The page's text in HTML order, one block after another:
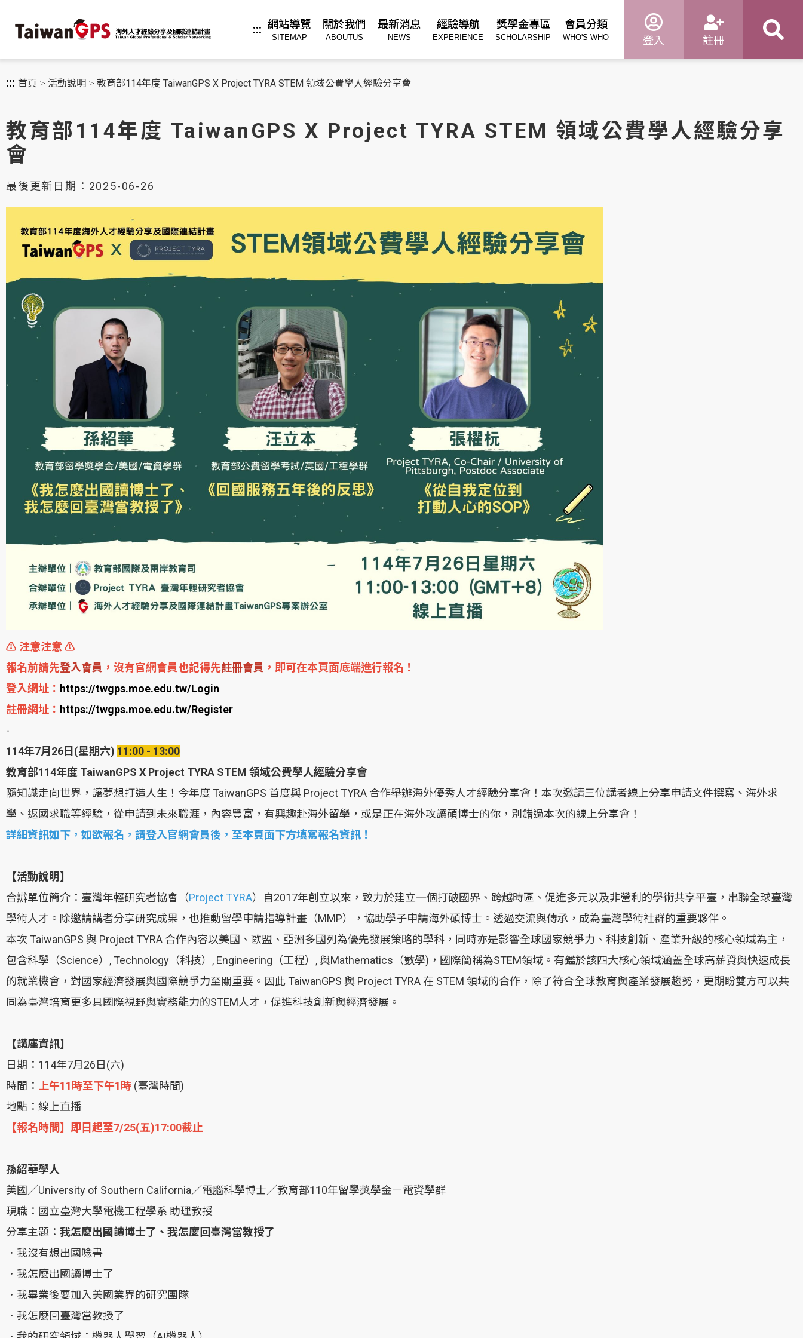
容
::: 網站導覽
SITEMAP
關於我們
ABOUTUS
最新消息
NEWS
經驗導航
EXPERIENCE
獎學金專區
SCHOLARSHIP
會員分類
WHO'S WHO 登入 註冊
::: 首頁 活動說明 教育部114年度 TaiwanGPS X Project TYRA STEM 領域公費學人經驗分享會
教育部114年度 TaiwanGPS X Project TYRA STEM 領域公費學人經驗分享
會
最後更新日期：2025-06-26
⚠️ 注意注意 ⚠️
報名前請先登入會員 ，沒有官網會員也記得先註冊會員 ，即可在本頁面底端進行報名！
登入網址： https://twgps.moe.edu.tw/Login
註冊網址： https://twgps.moe.edu.tw/Register
-
114年7月26日(星期六) 11:00 - 13:00
教育部114年度 TaiwanGPS X Project TYRA STEM 領域公費學人經驗分享會
隨知識走向世界，讓夢想打造人生！今年度 TaiwanGPS 首度與 Project TYRA 合作舉辦海外優秀人才經驗分享會！本次邀請三位講者線上分享申請文件撰寫、海外求
學、返國求職等經驗，從申請到未來職涯，內容豐富，有興趣赴海外留學，或是正在海外攻讀碩博士的你，別錯過本次的線上分享會！
詳細資訊如下，如欲報名，請登入官網會員後，至本頁面下方填寫報名資訊！
【活動說明】
合辦單位簡介：臺灣年輕研究者協會（Project TYRA）自2017年創立以來，致力於建立一個打破國界、跨越時區、促進多元以及非營利的學術共享平臺，串聯全球臺灣
學術人才。除邀請講者分享研究成果，也推動留學申請指導計畫（MMP），協助學子申請海外碩博士。透過交流與傳承，成為臺灣學術社群的重要夥伴。
本次 TaiwanGPS 與 Project TYRA 合作內容以美國、歐盟、亞洲多國列為優先發展策略的學科，同時亦是影響全球國家競爭力、科技創新、產業升級的核心領域為主，
包含科學（Science）, Technology（科技）, Engineering（工程）, 與Mathematics（數學)，國際簡稱為STEM領域。有鑑於該四大核心領域涵蓋全球高薪資與快速成長
的就業機會，對國家經濟發展與國際競爭力至關重要。因此 TaiwanGPS 與 Project TYRA 在 STEM 領域的合作，除了符合全球教育與產業發展趨勢，更期盼雙方可以共
同為臺灣培育更多具國際視野與實務能力的STEM人才，促進科技創新與經濟發展。
【講座資訊】
日期：114年7月26日(六)
時間： 上午11時至下午1時 (臺灣時間)
地點：線上直播
【報名時間】即日起至7/25(五)17:00截止
孫紹華學人
美國／University of Southern California／電腦科學博士／教育部110年留學獎學金－電資學群
現職：國立臺灣大學電機工程學系 助理教授
分享主題： 我怎麼出國讀博士了、我怎麼回臺灣當教授了
．我沒有想出國唸書
．我怎麼出國讀博士了
．我畢業後要加入美國業界的研究團隊
．我怎麼回臺灣當教授了